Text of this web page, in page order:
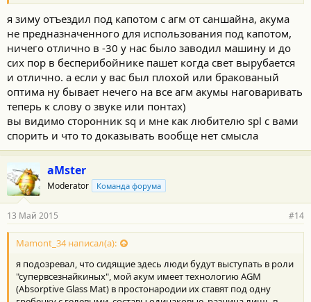
я зиму отъездил под капотом с агм от саншайна, акума
не предназначенного для использования под капотом,
ничего отлично в -30 у нас было заводил машину и до
сих пор в бесперибойнике пашет когда свет вырубается
и отлично. а если у вас был плохой или бракованый
оптима ну бывает нечего на все агм акумы наговаривать
теперь к слову о звуке или понтах)
вы видимо сторонник sq и мне как любителю spl с вами
спорить и что то доказывать вообще нет смысла
aMster
Moderator Команда форума
13 Май 2015 #14
Mamont_34 написал(а):
я подозревал, что сидящие здесь люди будут выступать в роли
"супервсезнайкиных", мой акум имеет технологию AGM
(Absorptive Glass Mat) в простонародии их ставят под одну